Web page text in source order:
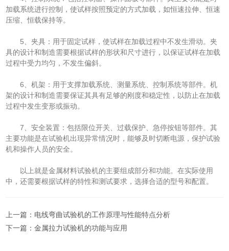
加载系统进行控制，使试样按照预定的方式加载，如恒速拉伸、恒速
压缩、恒载保持等。
5、夹具：用于固定试样，使试样在加载过程中不发生滑动。夹
具的设计和制造需要根据试样的形状和尺寸进行，以保证试样在加载
过程中受力均匀，不发生偏斜。
6、机架：用于支撑加载系统、测量系统、控制系统等部件。机
架的设计和制造需要保证其具有足够的刚度和稳定性，以防止在加载
过程中发生变形或振动。
7、安全装置：包括限位开关、过载保护、急停按钮等部件。其
主要功能是在试验机出现异常情况时，能够及时切断电源，保护试验
机和操作人员的安全。
以上就是金属材料试验机的主要组成部分和功能。在实际使用
中，还需要根据试样的特性和测试要求，选择合适的型号和配置。
上一篇： 电线弯曲试验机的工作原理与性能特点分析
下一篇：金属拉力试验机的功能与应用